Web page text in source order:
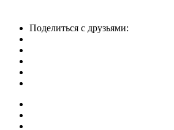
Поделиться с друзьями: